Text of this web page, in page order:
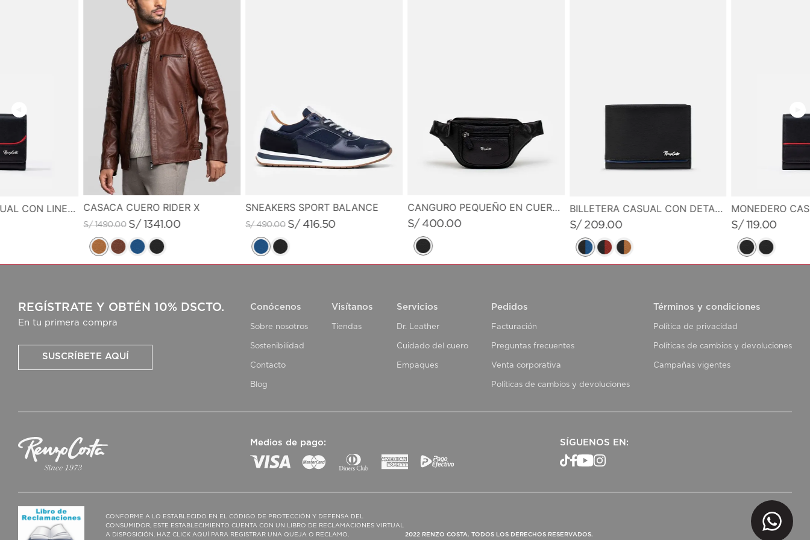
MONEDERO CASUAL CON LINEA DE COLOR EN CONTRASTE CASACA CUERO RIDER X
S/ 1490.00 S/ 1341.00
SNEAKERS SPORT BALANCE
S/ 490.00 S/ 416.50
CANGURO PEQUEÑO EN CUERO GRABADO
S/ 400.00
BILLETERA CASUAL CON DETALLE DE LINEA EN CONTRASTE
S/ 209.00 S/ 119.00
REGÍSTRATE Y OBTÉN 10% DSCTO.
En tu primera compra
SUSCRÍBETE AQUÍ
Conócenos
Sobre nosotros
Sostenibilidad
Contacto
Blog
Visítanos
Tiendas
Servicios
Dr. Leather
Cuidado del cuero
Empaques
Pedidos
Facturación
Preguntas frecuentes
Venta corporativa
Políticas de cambios y devoluciones
Términos y condiciones
Política de privacidad
Políticas de cambios y devoluciones
Campañas vigentes
Medios de pago: SÍGUENOS EN:
CONFORME A LO ESTABLECIDO EN EL CÓDIGO DE PROTECCIÓN Y DEFENSA DEL
CONSUMIDOR, ESTE ESTABLECIMIENTO CUENTA CON UN LIBRO DE RECLAMACIONES VIRTUAL
A DISPOSICIÓN. HAZ CLICK AQUÍ PARA REGISTRAR UNA QUEJA O RECLAMO.
2022 RENZO COSTA. TODOS LOS DERECHOS RESERVADOS.